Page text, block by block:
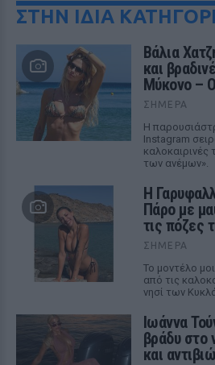
ΣΤΗΝ ΙΔΙΑ
Βάλια
και
Μύκονο –
ΣΉΜΕΡΑ
Η
Instagram
καλοκαιρινές
των ανέμων».
Η
Πάρο με
τις πόζες
ΣΉΜΕΡΑ
Το μοντέλο
από τις
νησί των
Ιωάννα
βράδυ στο
και